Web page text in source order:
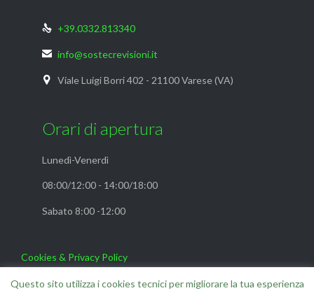
 +39.0332.813340
 info@sostecrevisioni.it
 Viale Luigi Borri 402 - 21100 Varese (VA)
Orari di apertura
Lunedì-Venerdì
08:00/12:00 - 14:00/18:00
Sabato 8:00 -12:00
Cookies & Privacy Policy
FAQ
Questo sito utilizza i cookies tecnici per migliorare la tua esperienza